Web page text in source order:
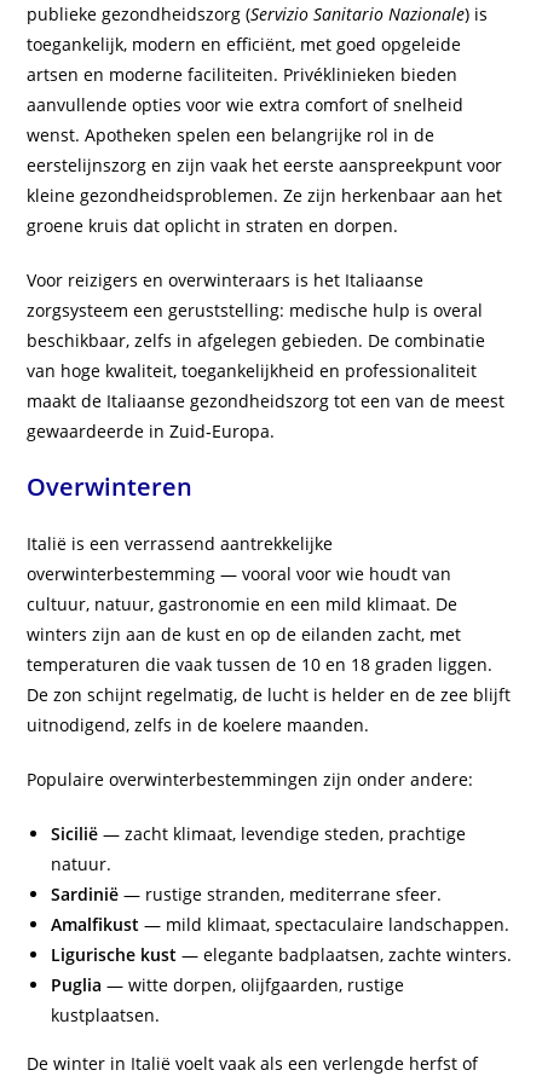
publieke gezondheidszorg (Servizio Sanitario Nazionale) is
toegankelijk, modern en efficiënt, met goed opgeleide
artsen en moderne faciliteiten. Privéklinieken bieden
aanvullende opties voor wie extra comfort of snelheid
wenst. Apotheken spelen een belangrijke rol in de
eerstelijnszorg en zijn vaak het eerste aanspreekpunt voor
kleine gezondheidsproblemen. Ze zijn herkenbaar aan het
groene kruis dat oplicht in straten en dorpen.
Voor reizigers en overwinteraars is het Italiaanse
zorgsysteem een geruststelling: medische hulp is overal
beschikbaar, zelfs in afgelegen gebieden. De combinatie
van hoge kwaliteit, toegankelijkheid en professionaliteit
maakt de Italiaanse gezondheidszorg tot een van de meest
gewaardeerde in Zuid‑Europa.
Overwinteren
Italië is een verrassend aantrekkelijke
overwinterbestemming — vooral voor wie houdt van
cultuur, natuur, gastronomie en een mild klimaat. De
winters zijn aan de kust en op de eilanden zacht, met
temperaturen die vaak tussen de 10 en 18 graden liggen.
De zon schijnt regelmatig, de lucht is helder en de zee blijft
uitnodigend, zelfs in de koelere maanden.
Populaire overwinterbestemmingen zijn onder andere:
Sicilië — zacht klimaat, levendige steden, prachtige
natuur.
Sardinië — rustige stranden, mediterrane sfeer.
Amalfikust — mild klimaat, spectaculaire landschappen.
Ligurische kust — elegante badplaatsen, zachte winters.
Puglia — witte dorpen, olijfgaarden, rustige
kustplaatsen.
De winter in Italië voelt vaak als een verlengde herfst of